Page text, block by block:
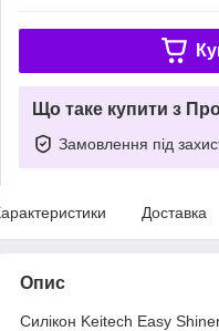
Що таке купити з
Замовлення під
Доставка
Опис
Силікон Keitech Easy